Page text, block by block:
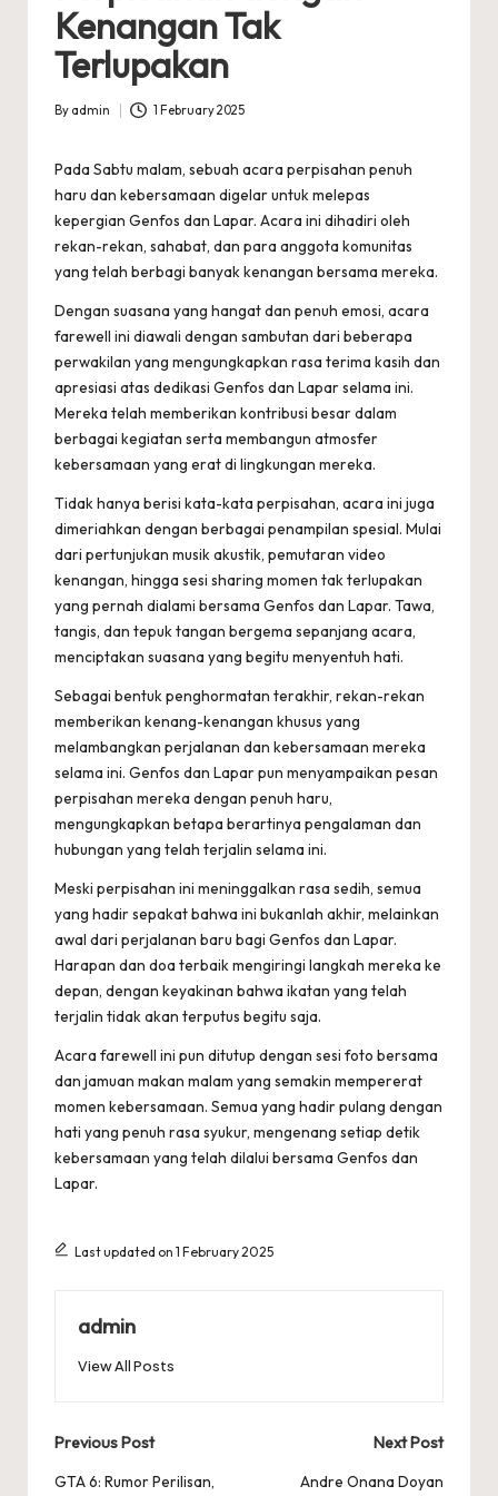
Kenangan Tak
Terlupakan
Posted
By admin 1 February 2025
Pada Sabtu malam, sebuah acara perpisahan penuh
haru dan kebersamaan digelar untuk melepas
kepergian Genfos dan Lapar. Acara ini dihadiri oleh
rekan-rekan, sahabat, dan para anggota komunitas
yang telah berbagi banyak kenangan bersama mereka.
Dengan suasana yang hangat dan penuh emosi, acara
farewell ini diawali dengan sambutan dari beberapa
perwakilan yang mengungkapkan rasa terima kasih dan
apresiasi atas dedikasi Genfos dan Lapar selama ini.
Mereka telah memberikan kontribusi besar dalam
berbagai kegiatan serta membangun atmosfer
kebersamaan yang erat di lingkungan mereka.
Tidak hanya berisi kata-kata perpisahan, acara ini juga
dimeriahkan dengan berbagai penampilan spesial. Mulai
dari pertunjukan musik akustik, pemutaran video
kenangan, hingga sesi sharing momen tak terlupakan
yang pernah dialami bersama Genfos dan Lapar. Tawa,
tangis, dan tepuk tangan bergema sepanjang acara,
menciptakan suasana yang begitu menyentuh hati.
Sebagai bentuk penghormatan terakhir, rekan-rekan
memberikan kenang-kenangan khusus yang
melambangkan perjalanan dan kebersamaan mereka
selama ini. Genfos dan Lapar pun menyampaikan pesan
perpisahan mereka dengan penuh haru,
mengungkapkan betapa berartinya pengalaman dan
hubungan yang telah terjalin selama ini.
Meski perpisahan ini meninggalkan rasa sedih, semua
yang hadir sepakat bahwa ini bukanlah akhir, melainkan
awal dari perjalanan baru bagi Genfos dan Lapar.
Harapan dan doa terbaik mengiringi langkah mereka ke
depan, dengan keyakinan bahwa ikatan yang telah
terjalin tidak akan terputus begitu saja.
Acara farewell ini pun ditutup dengan sesi foto bersama
dan jamuan makan malam yang semakin mempererat
momen kebersamaan. Semua yang hadir pulang dengan
hati yang penuh rasa syukur, mengenang setiap detik
kebersamaan yang telah dilalui bersama Genfos dan
Lapar.
Last updated on 1 February 2025
admin
View All Posts
Post
navigation
Previous Post
GTA 6: Rumor Perilisan,
Next Post
Andre Onana Doyan